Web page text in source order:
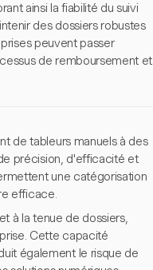
ainsi la fiabilité du suivi
des dossiers robustes
peuvent passer
de remboursement et
de tableurs manuels à des
précision, d'efficacité et
une catégorisation
efficace.
à la tenue de dossiers,
Cette capacité
également le risque de